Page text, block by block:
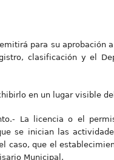
para su aprobación
clasificación y el
en un lugar visible
La licencia o el
se inician las
caso, que el
Municipal.